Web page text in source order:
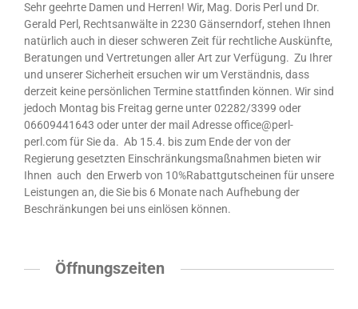
Sehr geehrte Damen und Herren! Wir, Mag. Doris Perl und Dr.
Gerald Perl, Rechtsanwälte in 2230 Gänserndorf, stehen Ihnen
natürlich auch in dieser schweren Zeit für rechtliche Auskünfte,
Beratungen und Vertretungen aller Art zur Verfügung. Zu Ihrer
und unserer Sicherheit ersuchen wir um Verständnis, dass
derzeit keine persönlichen Termine stattfinden können. Wir sind
jedoch Montag bis Freitag gerne unter 02282/3399 oder
06609441643 oder unter der mail Adresse office@perl-
perl.com für Sie da. Ab 15.4. bis zum Ende der von der
Regierung gesetzten Einschränkungsmaßnahmen bieten wir
Ihnen auch den Erwerb von 10%Rabattgutscheinen für unsere
Leistungen an, die Sie bis 6 Monate nach Aufhebung der
Beschränkungen bei uns einlösen können.
Öffnungszeiten